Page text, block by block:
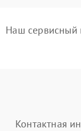
Наш сервисный
Контактная